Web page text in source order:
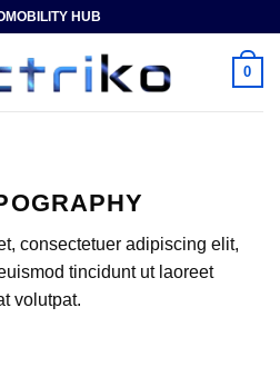
HUB
0
consectetuer adipiscing elit,
tincidunt ut laoreet
volutpat.